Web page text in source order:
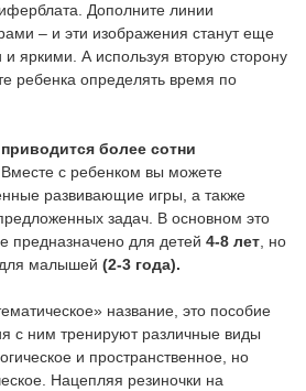
Дополните линии
– и эти изображения станут еще
яркими. А используя вторую сторону
ребенка определять время по
приводится более сотни
Вместе с ребенком вы можете
развивающие игры, а также
задач. В основном это
предназначено для детей 4-8 лет, но
малышей (2-3 года).
название, это пособие
с ним тренируют различные виды
и пространственное, но
Нацепляя резиночки на